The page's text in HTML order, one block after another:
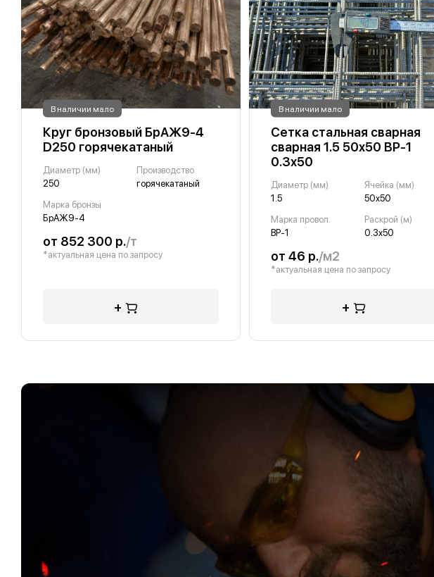
В наличии мало
Круг бронзовый БрАЖ9-4
D250 горячекатаный
Диаметр (мм)
250
Производство
горячекатаный
Марка бронзы
БрАЖ9-4
от 852 300 р./т
*актуальная цена по запросу
+
В наличии мало
Сетка стальная сварная
сварная 1.5 50х50 ВР-1
0.3х50
Диаметр (мм)
1.5
Ячейка (мм)
50х50
Марка провол.
ВР-1
Раскрой (м)
0.3х50
от 46 р./м2
*актуальная цена по запросу
+